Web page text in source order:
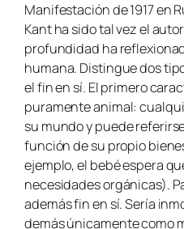
Manifestación de 1917 en
Kant ha sido tal vez el
profundidad ha
humana. Distingue dos
el fin en sí. El primero
puramente animal:
su mundo y puede
función de su propio
ejemplo, el bebé espera
necesidades orgánicas).
además fin en sí. Sería
demás únicamente como